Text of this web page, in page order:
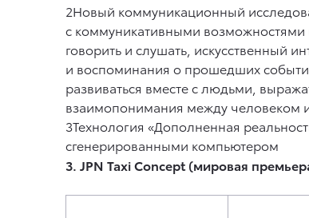
2Новый коммуникационный
с коммуникативными возможностями
говорить и слушать, искусственный
и воспоминания о прошедших
развиваться вместе с людьми,
взаимопонимания между человеком
3Технология «Дополненная
сгенерированными компьютером
3. JPN Taxi Concept (мировая